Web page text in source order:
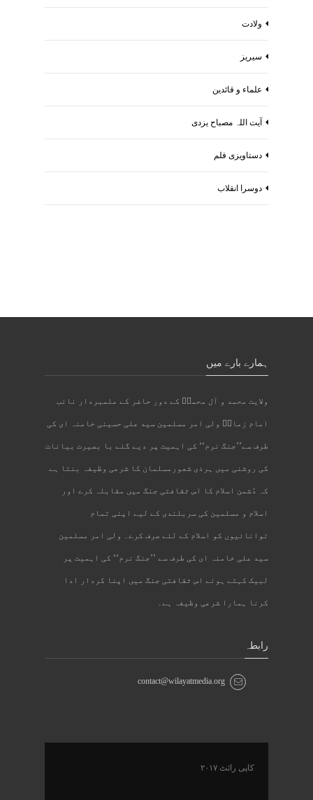
ولادت
سیریز
علماء و قائدین
آیت اللہ مصباح یزدی
دستاویزی فلم
دوسرا انقلاب
ہمارے بارے میں
ولایت محمد و آل محمدؐ کے دور حاضر کے علمبردار نائب
امام زمانؑ ولی امر مسلمین سید علی حسینی خامنہ ای کی
طرف سے’’جنگ نرم‘‘ کی اہمیت پر دیے گئے با بصیرت بیانات
کی روشنی میں ہرذی شعورمسلمان کا شرعی وظیفہ بنتا ہے
کہ دُشمن اسلام کا اس ثقافتی جنگ میں مقابلہ کرے اور
اسلام و مسلمین کی سربلندی کے لیے اپنی تمام
توانائیوں کو اسلام کے لئے صرف کرے۔ ولی امر مسلمین
سید علی خامنہ ای کی طرف سے ’’جنگ نرم‘‘ کی اہمیت پر
لبیک کہتے ہوئے اس ثقافتی جنگ میں اپنا کردار ادا
کرنا ہمارا شرعی وظیفہ ہے۔
رابطہ
contact@wilayatmedia.org
کاپی رائٹ ۲۰۱۷